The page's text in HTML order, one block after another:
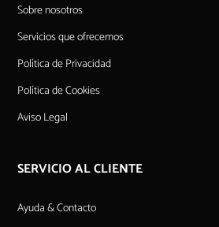
Sobre nosotros
Servicios que ofrecemos
Política de Privacidad
Política de Cookies
Aviso Legal
SERVICIO AL CLIENTE
Ayuda & Contacto